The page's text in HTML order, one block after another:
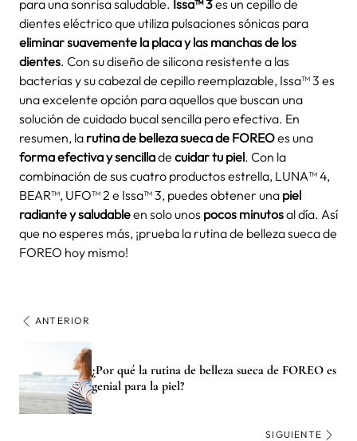
para una sonrisa saludable. Issa™ 3es un cepillo de
dientes eléctrico que utiliza pulsaciones sónicas para
eliminar suavemente la placa y las manchas de los
dientes. Con su diseño de silicona resistente a las
bacterias y su cabezal de cepillo reemplazable, Issa™ 3 es
una excelente opción para aquellos que buscan una
solución de cuidado bucal sencilla pero efectiva. En
resumen, la rutina de belleza sueca de FOREOes una
forma efectiva y sencillade cuidar tu piel. Con la
combinación de sus cuatro productos estrella, LUNA™ 4,
BEAR™, UFO™ 2 e Issa™ 3, puedes obtener una piel
radiante y saludableen solo unos pocos minutosal día. Así
que no esperes más, ¡prueba la rutina de belleza sueca de
FOREO hoy mismo!
ANTERIOR
¿Por qué la rutina de belleza sueca de FOREO es
genial para la piel?
SIGUIENTE